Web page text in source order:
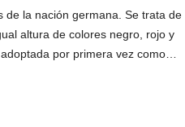
de la nación germana. Se trata de
altura de colores negro, rojo y
por primera vez como…